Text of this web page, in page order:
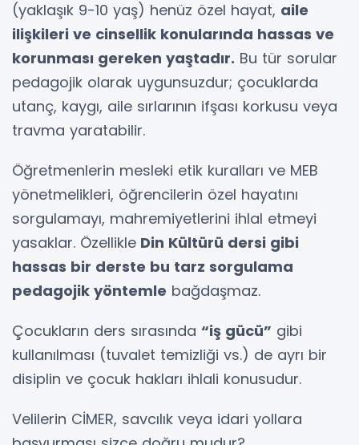
(yaklaşık 9-10 yaş) henüz özel hayat, aile
ilişkileri ve cinsellik konularında hassas ve
korunması gereken yaştadır. Bu tür sorular
pedagojik olarak uygunsuzdur; çocuklarda
utanç, kaygı, aile sırlarının ifşası korkusu veya
travma yaratabilir.
Öğretmenlerin mesleki etik kuralları ve MEB
yönetmelikleri, öğrencilerin özel hayatını
sorgulamayı, mahremiyetlerini ihlal etmeyi
yasaklar. Özellikle Din Kültürü dersi gibi
hassas bir derste bu tarz sorgulama
pedagojik yöntemle bağdaşmaz.
Çocukların ders sırasında “iş gücü” gibi
kullanılması (tuvalet temizliği vs.) de ayrı bir
disiplin ve çocuk hakları ihlali konusudur.
Velilerin CİMER, savcılık veya idari yollara